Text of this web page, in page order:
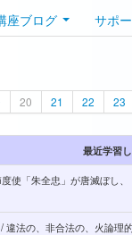
座ブログ サポ
20 21 22 23
最近学習
度使「朱全忠」が唐滅ぼし
違法の、非合法の、火論理